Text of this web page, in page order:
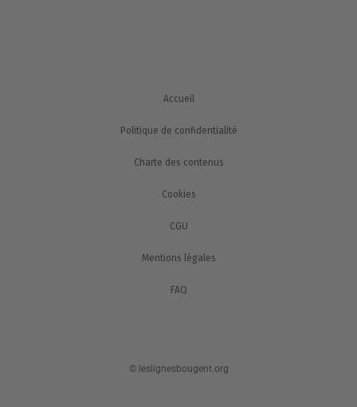
Accueil
Politique de confidentialité
Charte des contenus
Cookies
CGU
Mentions légales
FAQ
© leslignesbougent.org